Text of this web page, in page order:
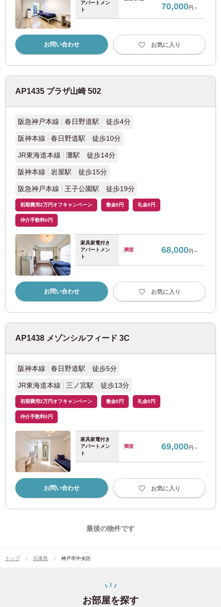
アパートメン
ト
70,000円～
お問い合わせ お気に入り
AP1435 プラザ山崎 502
阪急神戸本線 春日野道駅 徒歩4分
阪神本線 春日野道駅 徒歩10分
JR東海道本線 灘駅 徒歩14分
阪神本線 岩屋駅 徒歩15分
阪急神戸本線 王子公園駅 徒歩19分
初期費用2万円オフキャンペーン 敷金0円 礼金0円
仲介手数料0円
家具家電付き
アパートメン
ト
満室 68,000円～
お問い合わせ お気に入り
AP1438 メゾンシルフィード 3C
阪神本線 春日野道駅 徒歩5分
JR東海道本線 三ノ宮駅 徒歩13分
初期費用2万円オフキャンペーン 敷金0円 礼金0円
仲介手数料0円
家具家電付き
アパートメン
ト
満室 69,000円～
お問い合わせ お気に入り
最後の物件です
トップ 兵庫県 神戸市中央区
都営浅草線 (27)
日暮里・舎人ライナー (20)
東急東横線 (93)
東急田園都市線 (67)
東急大井町線 (43)
東急世田谷線 (58)
東急池上線
東急目黒線 (41)
東急多摩川線 (9)
西武鉄道
西武池袋線 (91)
西武有楽町線
西武豊島線 (15)
西武国分寺線 (4)
西武多摩湖線 (5)
2
3 4 6 7
8
10 11 12 13 14
お部屋を探す
03-6712-4346
入居予定者様・入居者様専用
03-6712-4344